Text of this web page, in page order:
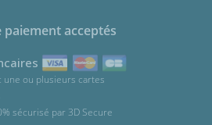
paiement acceptés
une ou plusieurs cartes
sécurisé par 3D Secure